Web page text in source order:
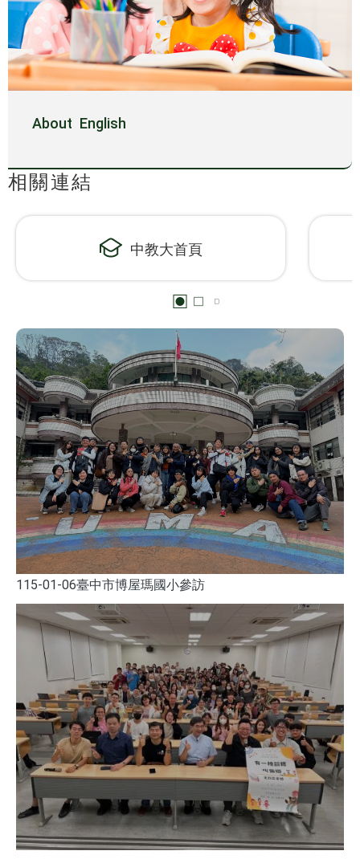
About English
相關連結
中教大首頁
115-01-06臺中市博屋瑪國小參訪